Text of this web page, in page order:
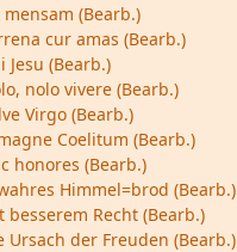
(Bearb.)
cur amas (Bearb.)
Jesu (Bearb.)
nolo vivere (Bearb.)
Virgo (Bearb.)
Coelitum (Bearb.)
honores (Bearb.)
Himmel=brod (Bearb.)
besserem Recht (Bearb.)
Ursach der Freuden (Bearb.)